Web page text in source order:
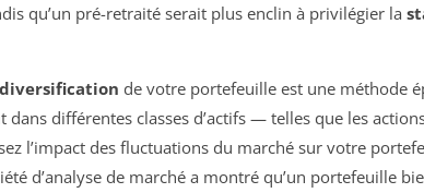
qu’un pré-retraité serait plus enclin à privilégier la
diversification de votre portefeuille est une méthode
dans différentes classes d’actifs — telles que les
l’impact des fluctuations du marché sur votre
d’analyse de marché a montré qu’un portefeuille